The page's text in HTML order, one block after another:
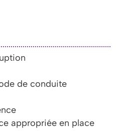
de conduite
appropriée en place